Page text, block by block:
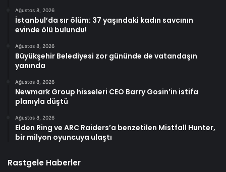
Ağustos 8, 2026
İstanbul’da sır ölüm: 37 yaşındaki kadın savcının
evinde ölü bulundu!
Ağustos 8, 2026
Büyükşehir Belediyesi zor gününde de vatandaşın
yanında
Ağustos 8, 2026
Newmark Group hisseleri CEO Barry Gosin’in istifa
planıyla düştü
Ağustos 8, 2026
Elden Ring ve ARC Raiders’a benzetilen Mistfall Hunter,
bir milyon oyuncuya ulaştı
Rastgele Haberler